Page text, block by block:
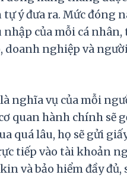
ý đưa ra. Mức đóng
của mỗi cá
nghiệp và
nghĩa vụ của mỗi
quan hành chính sẽ
quá lâu, họ sẽ gửi
tiếp vào tài khoản
và bảo hiểm đầy đủ,